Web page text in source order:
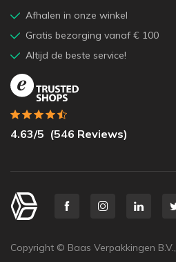
Afhalen in onze winkel
Gratis bezorging vanaf € 100
Altijd de beste service!
4.63/5 (546 Reviews)
Copyright © Baas Verpakkingen B.V.,